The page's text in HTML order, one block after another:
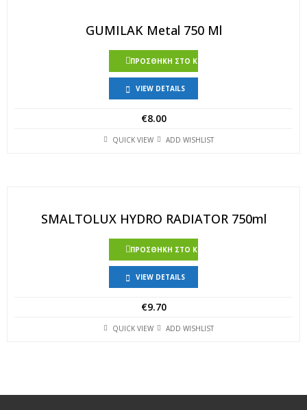
GUMILAK Metal 750 Ml
ΠΡΟΣΘΉΚΗ ΣΤΟ ΚΑΛΆΘΙ
VIEW DETAILS
€8.00
QUICK VIEW ADD WISHLIST
SMALTOLUX HYDRO RADIATOR 750ml
ΠΡΟΣΘΉΚΗ ΣΤΟ ΚΑΛΆΘΙ
VIEW DETAILS
€9.70
QUICK VIEW ADD WISHLIST